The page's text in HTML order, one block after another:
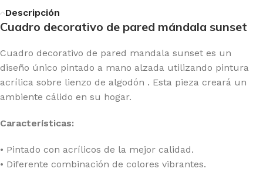
Descripción
Cuadro decorativo de pared mándala sunset
Cuadro decorativo de pared mandala sunset es un
diseño único pintado a mano alzada utilizando pintura
acrílica sobre lienzo de algodón . Esta pieza creará un
ambiente cálido en su hogar.
Características:
• Pintado con acrílicos de la mejor calidad.
• Diferente combinación de colores vibrantes.